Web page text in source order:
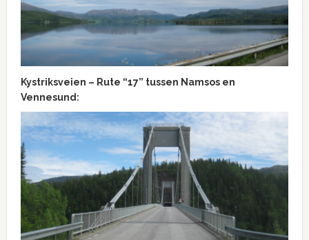
Kystriksveien – Rute “17” tussen Namsos en
Vennesund: